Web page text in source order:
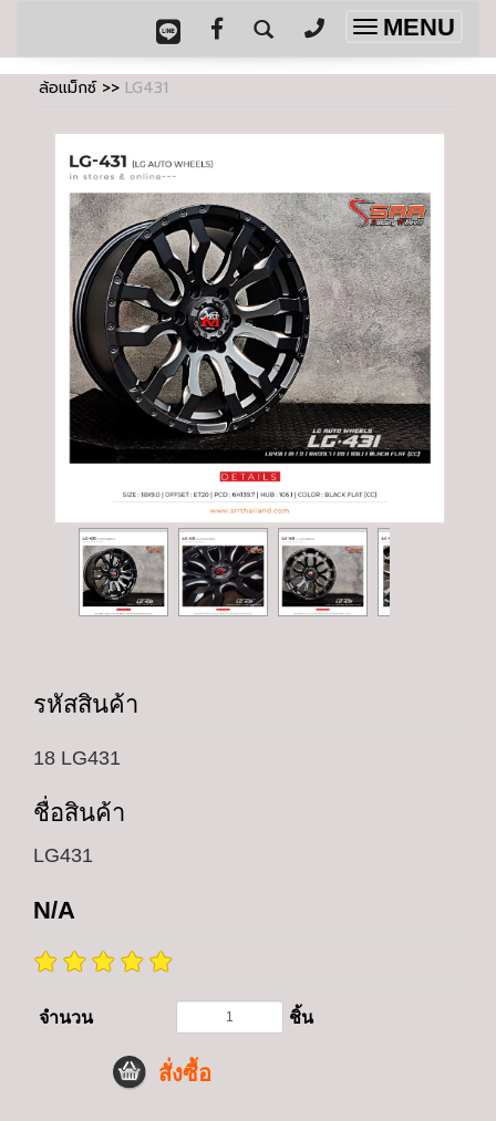
Toggle
navigation
MENU
ล้อแม็กซ์>> LG431
รหัสสินค้า
18 LG431
ชื่อสินค้า
LG431
N/A
จำนวน ชิ้น
สั่งซื้อ